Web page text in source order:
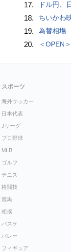
17. ドル円、日米
18. ちいかわ
19. 為替相
20. ＜OPEN＞折りたたみス
スポーツ
海外サッカー
日本代表
Jリーグ
プロ野球
MLB
ゴルフ
テニス
格闘技
競馬
相撲
バスケ
バレー
フィギュア